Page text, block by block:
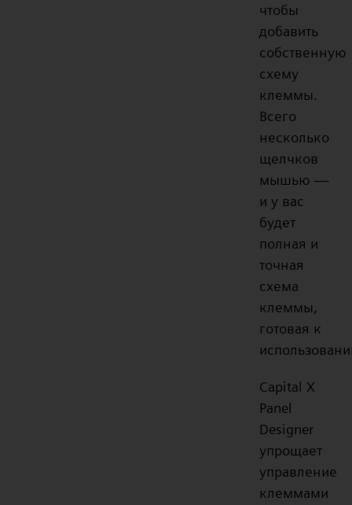
чтобы
добавить
собственную
схему
клеммы.
Всего
несколько
щелчков
мышью —
и у вас
будет
полная и
точная
схема
клеммы,
готовая к
Capital X
Panel
Designer
упрощает
управление
клеммами